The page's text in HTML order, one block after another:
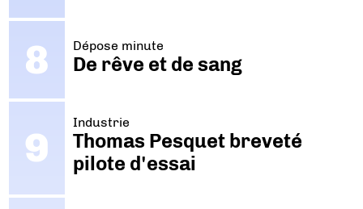
Dépose minute
De rêve et de sang
Industrie
Thomas Pesquet breveté
pilote d'essai